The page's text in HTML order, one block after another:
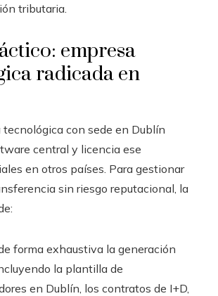
tributaria.
empresa
radicada en
tecnológica con sede en Dublín
central y licencia ese
en otros países. Para gestionar
sin riesgo reputacional, la
forma exhaustiva la generación
la plantilla de
en Dublín, los contratos de I+D,